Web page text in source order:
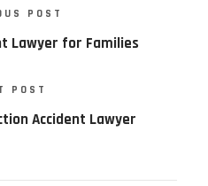
POST
Lawyer for Families
POST
Accident Lawyer